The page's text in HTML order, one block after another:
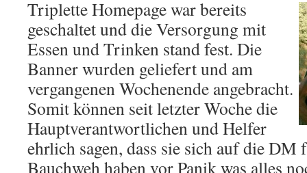
Triplette Homepage war bereits
geschaltet und die Versorgung mit
Essen und Trinken stand fest. Die
Banner wurden geliefert und am
vergangenen Wochenende angebracht.
Somit können seit letzter Woche die
Hauptverantwortlichen und Helfer
ehrlich sagen, dass sie sich auf die
Bauchweh haben vor Panik was alles